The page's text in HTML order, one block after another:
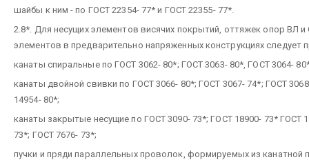
шайбы к ним - по ГОСТ 22354- 77* и ГОСТ 22355- 77*.
2.8*. Для несущих элементов висячих покрытий, оттяжек опор ВЛ
элементов в предварительно напряженных конструкциях следует
канаты спиральные по ГОСТ 3062- 80*; ГОСТ 3063- 80*, ГОСТ 3064-
канаты двойной свивки по ГОСТ 3066- 80*; ГОСТ 3067- 74*; ГОСТ
14954- 80*;
канаты закрытые несущие по ГОСТ 3090- 73*; ГОСТ 18900- 73* ГОСТ
73*; ГОСТ 7676- 73*;
пучки и пряди параллельных проволок, формируемых из